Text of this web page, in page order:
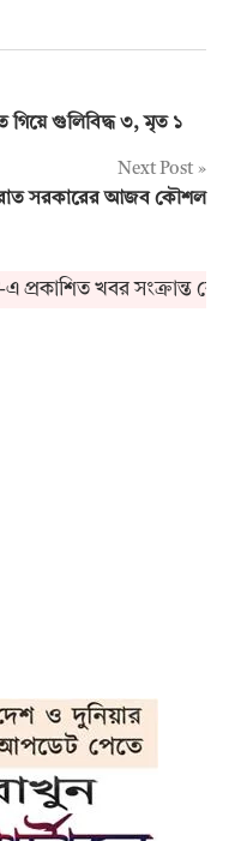
গুলিবিদ্ধ ৩, মৃত ১
Next Post
সরকারের আজব কৌশল
খবর সংক্রান্ত